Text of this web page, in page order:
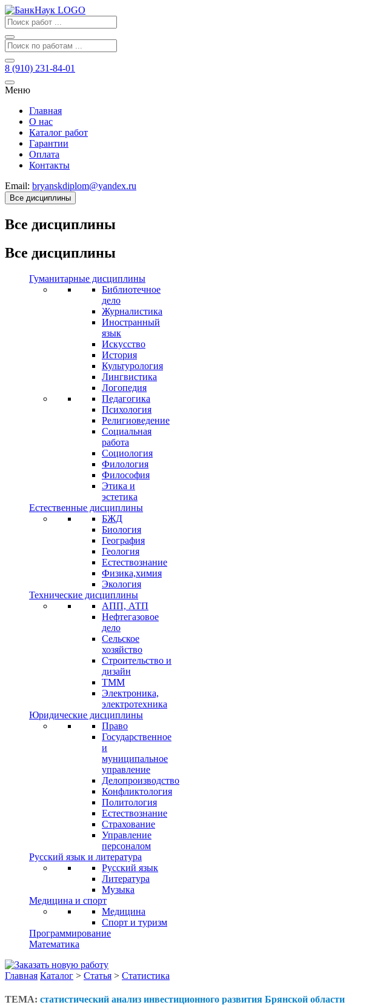
8 (910) 231-84-01
Меню
Главная
О нас
Каталог работ
Гарантии
Оплата
Контакты
Email: bryanskdiplom@yandex.ru
Все дисциплины
Все дисциплины
Все дисциплины
Гуманитарные дисциплины
Библиотечное
дело
Журналистика
Иностранный
язык
Искусство
История
Культурология
Лингвистика
Логопедия
Педагогика
Психология
Религиоведение
Социальная
работа
Социология
Филология
Философия
Этика и
эстетика
Естественные дисциплины
БЖД
Биология
География
Геология
Естествознание
Физика,химия
Экология
Технические дисциплины
АПП, АТП
Нефтегазовое
дело
Сельское
хозяйство
Строительство и
дизайн
ТММ
Электроника,
электротехника
Юридические дисциплины
Право
Государственное
и
муниципальное
управление
Делопроизводство
Конфликтология
Политология
Естествознание
Страхование
Управление
персоналом
Русский язык и литература
Русский язык
Литература
Музыка
Медицина и спорт
Медицина
Спорт и туризм
Программирование
Математика
Главная Каталог > Статья > Статистика
ТЕМА: статистический анализ инвестиционного развития Брянской области